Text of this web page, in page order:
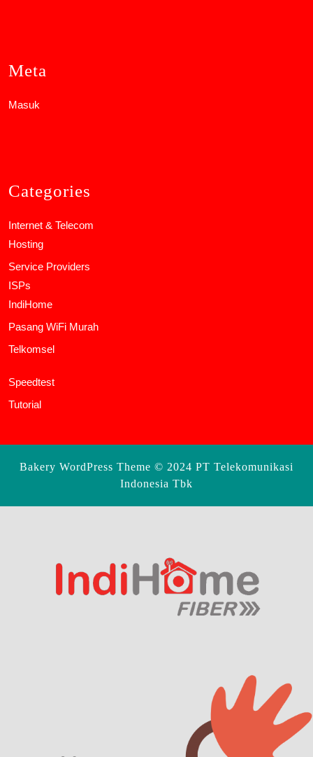
Meta
Masuk
Categories
Internet & Telecom
Hosting
Service Providers
ISPs
IndiHome
Pasang WiFi Murah
Telkomsel
Speedtest
Tutorial
Bakery WordPress Theme © 2024 PT Telekomunikasi
Indonesia Tbk